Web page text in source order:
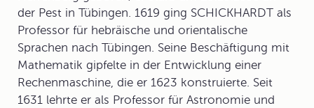
der Pest in Tübingen. 1619 ging SCHICKHARDT als
Professor für hebräische und orientalische
Sprachen nach Tübingen. Seine Beschäftigung mit
Mathematik gipfelte in der Entwicklung einer
Rechenmaschine, die er 1623 konstruierte. Seit
1631 lehrte er als Professor für Astronomie und